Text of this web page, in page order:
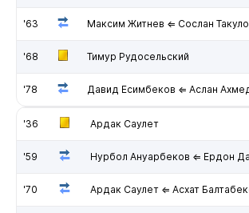
'63 Максим Житнев ⇐ Сослан
'68 Тимур Рудосельский
'78 Давид Есимбеков ⇐ Аслан
'36 Ардак Саулет
'59 Нурбол Ануарбеков ⇐ Ердон
'70 Ардак Саулет ⇐ Асхат